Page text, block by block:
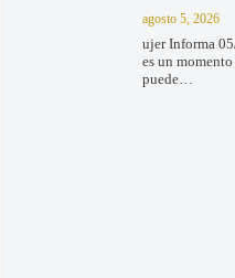
agosto 5, 2026
ujer Informa
es un
puede…